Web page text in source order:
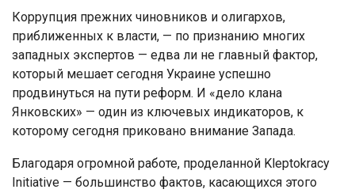
Коррупция прежних чиновников и олигархов,
приближенных к власти, — по признанию многих
западных экспертов — едва ли не главный фактор,
который мешает сегодня Украине успешно
продвинуться на пути реформ. И «дело клана
Янковских» — один из ключевых индикаторов, к
которому сегодня приковано внимание Запада.
Благодаря огромной работе, проделанной Klеptokracy
Initiative — большинство фактов, касающихся этого